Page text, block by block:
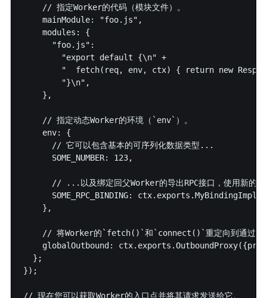
    // 指定Worker的代码（模块文件）。
    mainModule: "foo.js",
    modules: {
      "foo.js":
        "export default {\n" +
"  fetch(req, env, ctx) { return new
        "}\n",
    },
    // 指定动态Worker的环境（`env`）。
    env: {
      // 它可以包含基本的可序列化数据类型...
      SOME_NUMBER: 123,
// ...以及绑定回父Worker的导出RPC接口，使用新的
SOME_RPC_BINDING:
    },
// 将Worker的`fetch()`和`connect()`重定向到通过父
globalOutbound:
  };
});
// 现在您可以获取Worker的入口点并将其请求发送给它。